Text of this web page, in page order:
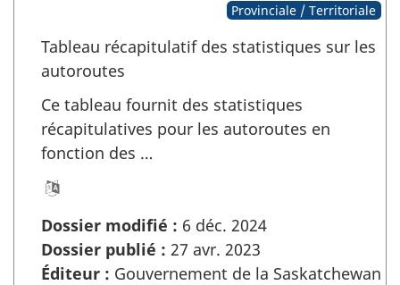
Provinciale / Territoriale
Tableau récapitulatif des statistiques sur les
autoroutes
Ce tableau fournit des statistiques
récapitulatives pour les autoroutes en
fonction des …
Dossier modifié : 6 déc. 2024
Dossier publié : 27 avr. 2023
Éditeur : Gouvernement de la Saskatchewan